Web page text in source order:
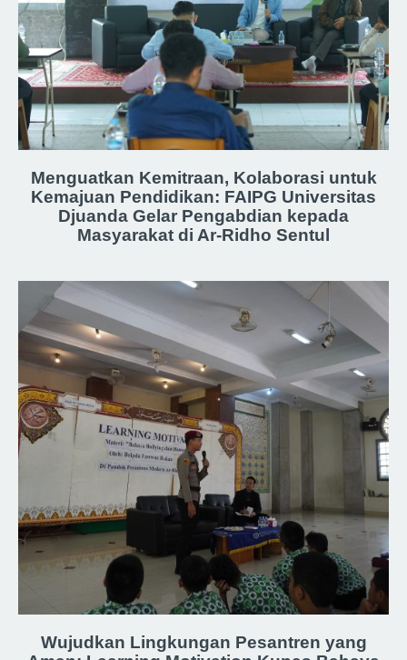
Menguatkan Kemitraan, Kolaborasi untuk
Kemajuan Pendidikan: FAIPG Universitas
Djuanda Gelar Pengabdian kepada
Masyarakat di Ar-Ridho Sentul
Wujudkan Lingkungan Pesantren yang